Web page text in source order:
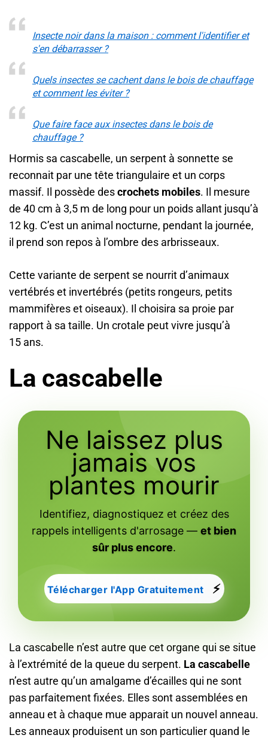
Insecte noir dans la maison : comment l'identifier et
s'en débarrasser ?
Quels insectes se cachent dans le bois de chauffage
et comment les éviter ?
Que faire face aux insectes dans le bois de
chauffage ?
Hormis sa cascabelle, un serpent à sonnette se
reconnait par une tête triangulaire et un corps
massif. Il possède descrochets mobiles. Il mesure
de 40 cm à 3,5 m de long pour un poids allant jusqu’à
12 kg. C’est un animal nocturne, pendant la journée,
il prend son repos à l’ombre des arbrisseaux.
Cette variante de serpent se nourrit d’animaux
vertébrés et invertébrés (petits rongeurs, petits
mammifères et oiseaux). Il choisira sa proie par
rapport à sa taille. Un crotale peut vivre jusqu’à
15 ans.
La cascabelle
Ne laissez plus
jamais vos
plantes mourir
Identifiez, diagnostiquez et créez des
rappels intelligents d'arrosage — et bien
sûr plus encore.
Télécharger l'App Gratuitement ⚡
La cascabelle n’est autre que cet organe qui se situe
à l’extrémité de la queue du serpent. La cascabelle
n’est autre qu’un amalgame d’écailles qui ne sont
pas parfaitement fixées. Elles sont assemblées en
anneau et à chaque mue apparait un nouvel anneau.
Les anneaux produisent un son particulier quand le